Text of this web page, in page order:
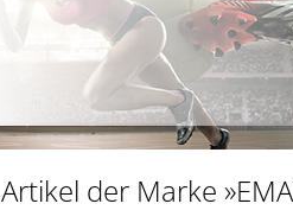
Artikel der Marke